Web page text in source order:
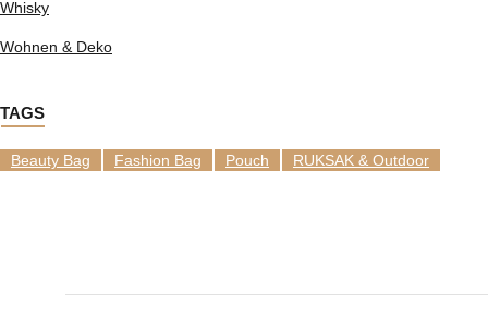
Whisky
Wohnen & Deko
TAGS
Beauty Bag Fashion Bag Pouch RUKSAK & Outdoor